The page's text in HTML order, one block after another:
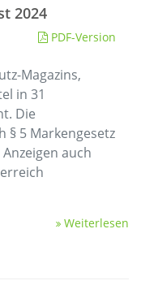
2024
PDF-Version
Magazins,
in 31
Die
§ 5 Markengesetz
auch
Weiterlesen